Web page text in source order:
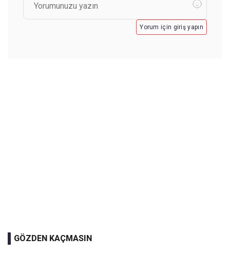
Yorum için giriş yapın
GÖZDEN KAÇMASIN